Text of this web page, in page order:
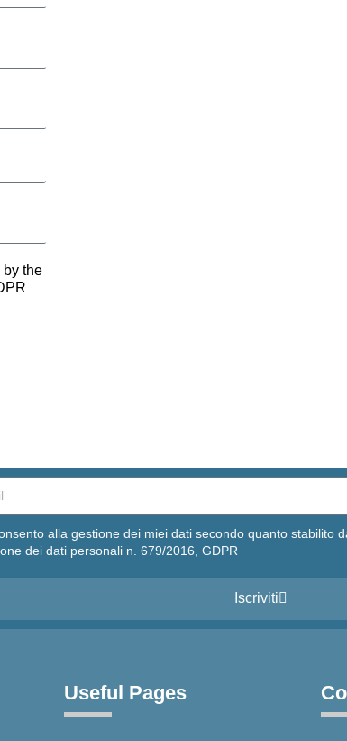
by the
alla gestione dei miei dati secondo quanto stabilito
dei dati personali n. 679/2016, GDPR
Iscriviti
Useful Pages